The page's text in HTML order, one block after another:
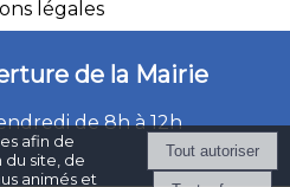
légales
de la Mairie
de 8h à 12h
afin de
site, de
animés et